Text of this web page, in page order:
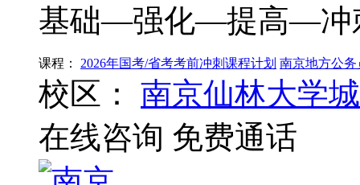
基础—强化—提高—冲
课程： 2026年国考/省考考前冲刺课程计划 南京地方公
校区：
南京仙林大学
在线咨询 免费通话